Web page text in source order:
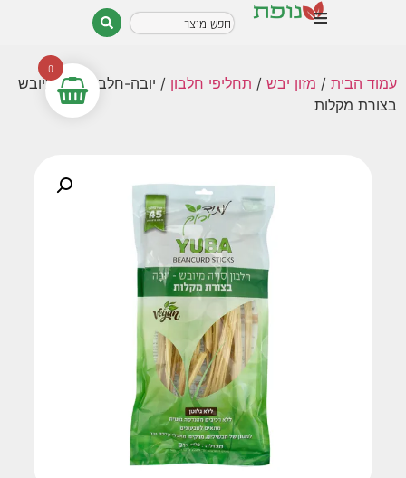
עמוד הבית / מזון יבש / תחליפי חלבון / יובה-חלבון סויה מיובש
בצורת מקלות
0